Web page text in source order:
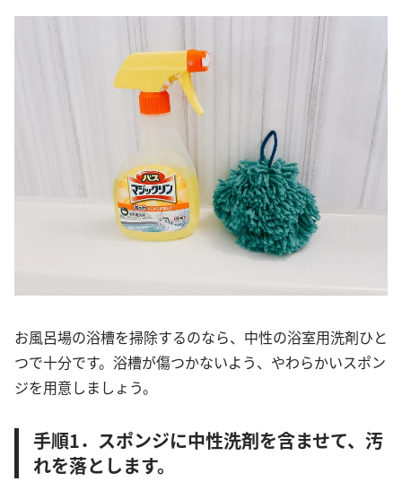
お風呂場の浴槽を掃除するのなら、中性の浴室用洗剤ひと
つで十分です。浴槽が傷つかないよう、やわらかいスポン
ジを用意しましょう。
手順1．スポンジに中性洗剤を含ませて、汚
れを落とします。